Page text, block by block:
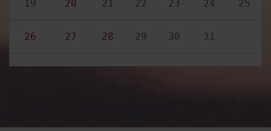
19 20 21 22 23 24 25
26 27 28 29 30 31